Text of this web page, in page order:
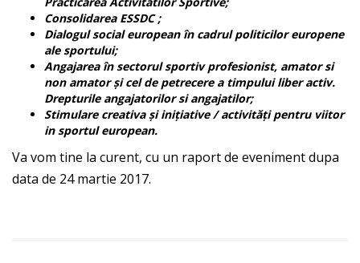
Consolidarea ESSDC ;
Dialogul social european în cadrul politicilor europene
ale sportului;
Angajarea în sectorul sportiv profesionist, amator si
non amator și cel de petrecere a timpului liber activ.
Drepturile angajatorilor si angajatilor;
Stimulare creativa și inițiative / activități pentru viitor
in sportul european.
Va vom tine la curent, cu un raport de eveniment dupa
data de 24 martie 2017.